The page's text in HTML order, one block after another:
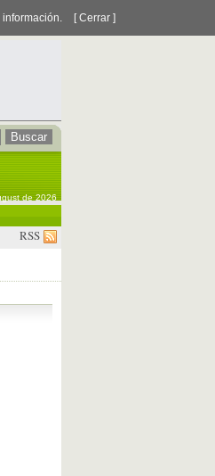
información. [ Cerrar ]
de 2026
RSS